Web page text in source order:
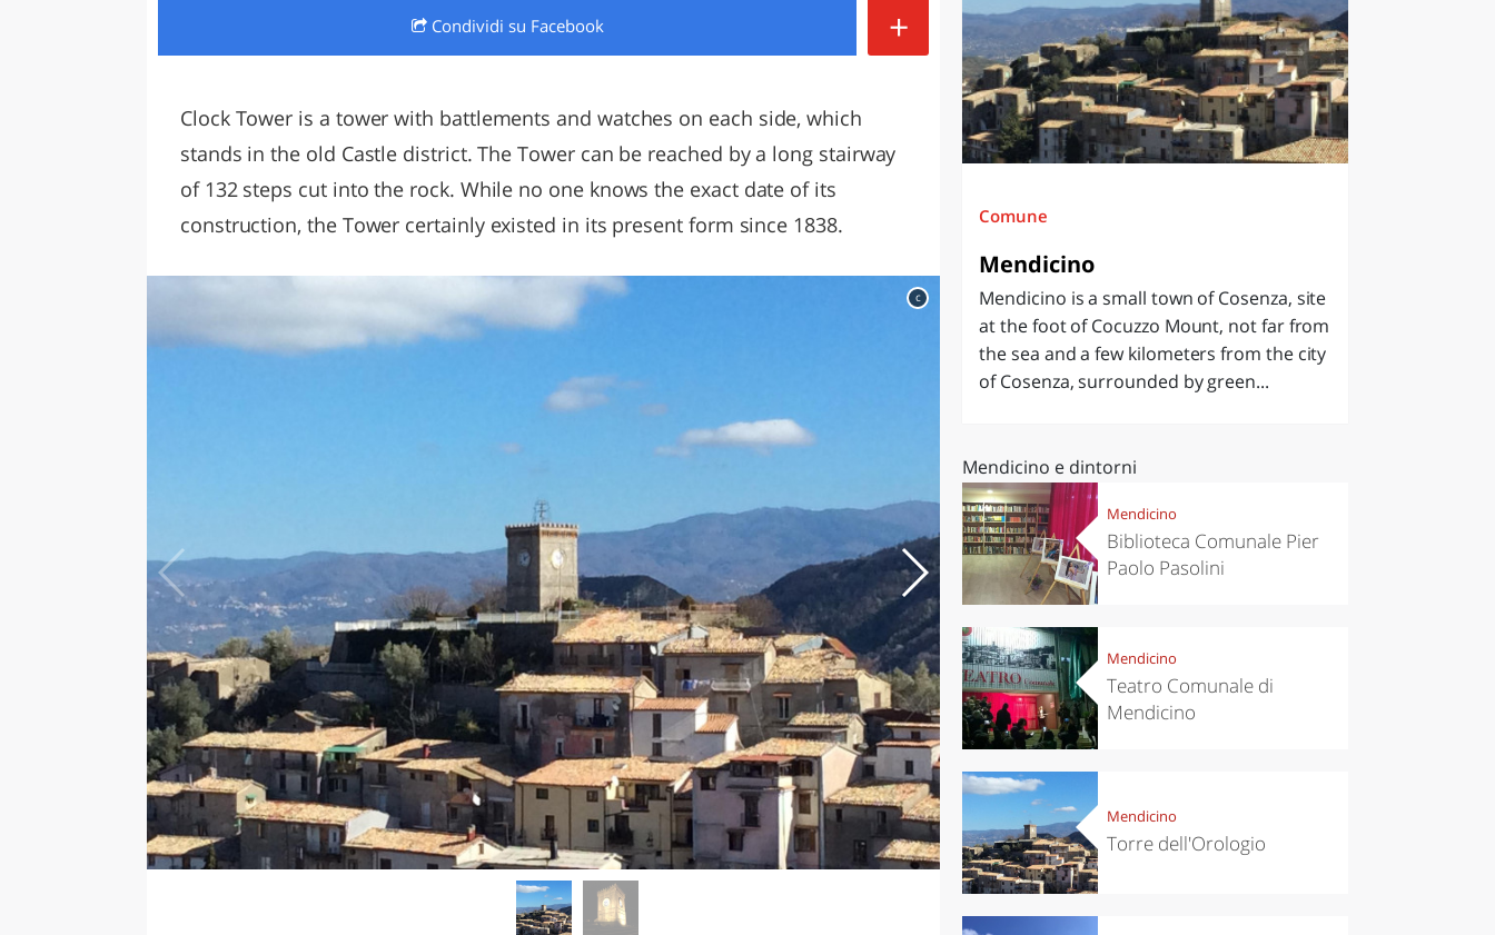
LAZIO
Condividi su Facebook +
Clock Tower is a tower with battlements and watches on each side, which
stands in the old Castle district. The Tower can be reached by a long stairway
of 132 steps cut into the rock. While no one knows the exact date of its
construction, the Tower certainly existed in its present form since 1838.
c
Comune
Mendicino
Mendicino is a small town of Cosenza, site
at the foot of Cocuzzo Mount, not far from
the sea and a few kilometers from the city
of Cosenza, surrounded by green...
Mendicino e dintorni
Mendicino
Biblioteca Comunale Pier
Paolo Pasolini
Mendicino
Teatro Comunale di
Mendicino
Mendicino
Torre dell'Orologio